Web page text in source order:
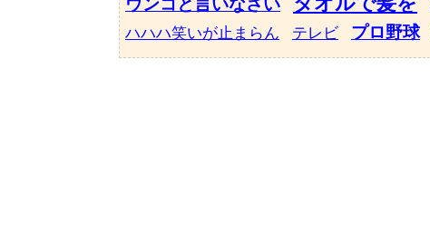
ウンコと言いなさい
ハハハ笑いが止まらん
テレビ プロ野球